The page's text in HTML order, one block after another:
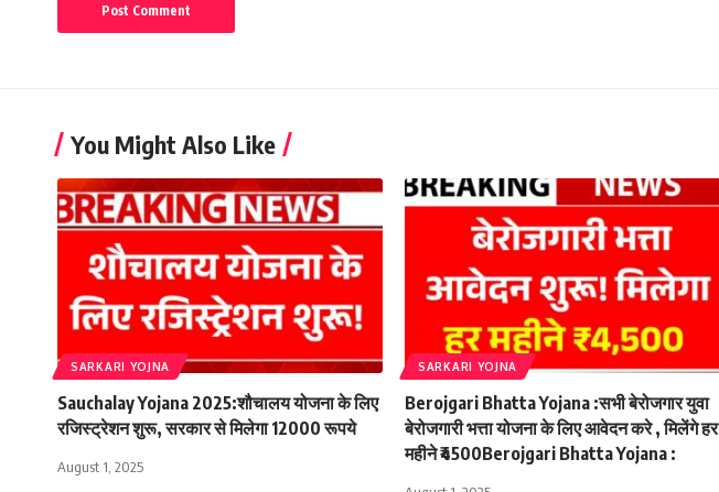
You Might Also Like
SARKARI YOJNA
Sauchalay Yojana 2025:शौचालय योजना के लिए
रजिस्ट्रेशन शुरू, सरकार से मिलेगा 12000 रूपये
August 1, 2025
SARKARI YOJNA
Berojgari Bhatta Yojana :सभी बेरोजगार युवा
बेरोजगारी भत्ता योजना के लिए आवेदन करे , मिलेंगे हर
महीने ₹4500Berojgari Bhatta Yojana :